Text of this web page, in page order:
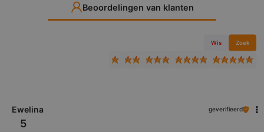
Beoordelingen van klanten
Wis Zoek
Ewelina geverifieerd
5